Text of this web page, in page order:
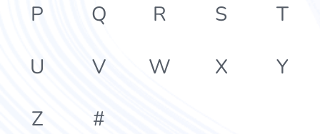
P
Q R S
T
U
V W X
Y
Z
#